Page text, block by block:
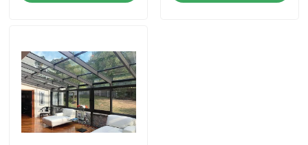
引用を要求しなさい
アルミニウム テラスのパーゴラ